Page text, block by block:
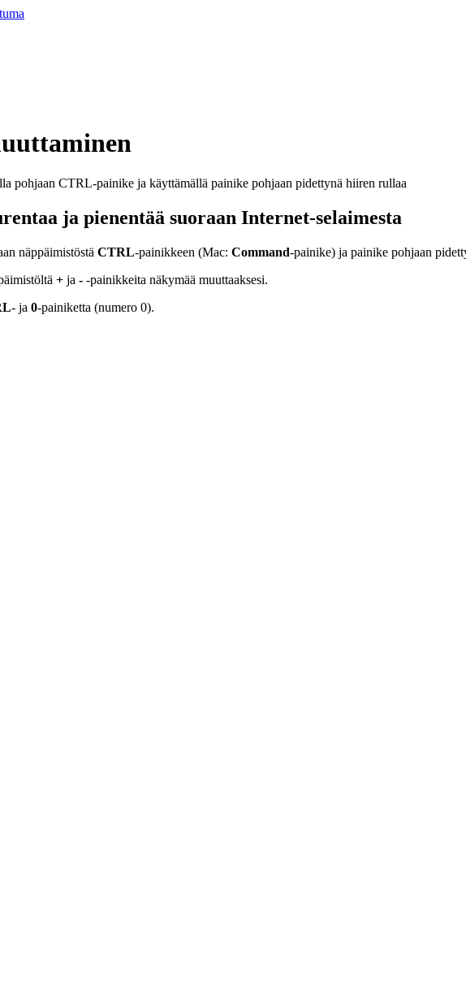
ja pienentää suoraan Internet-selaimesta
näppäimistöstä CTRL-painikkeen (Mac: Command-painike) ja painike pohjaan
+ ja - -painikkeita näkymää muuttaaksesi.
- ja 0-painiketta (numero 0).